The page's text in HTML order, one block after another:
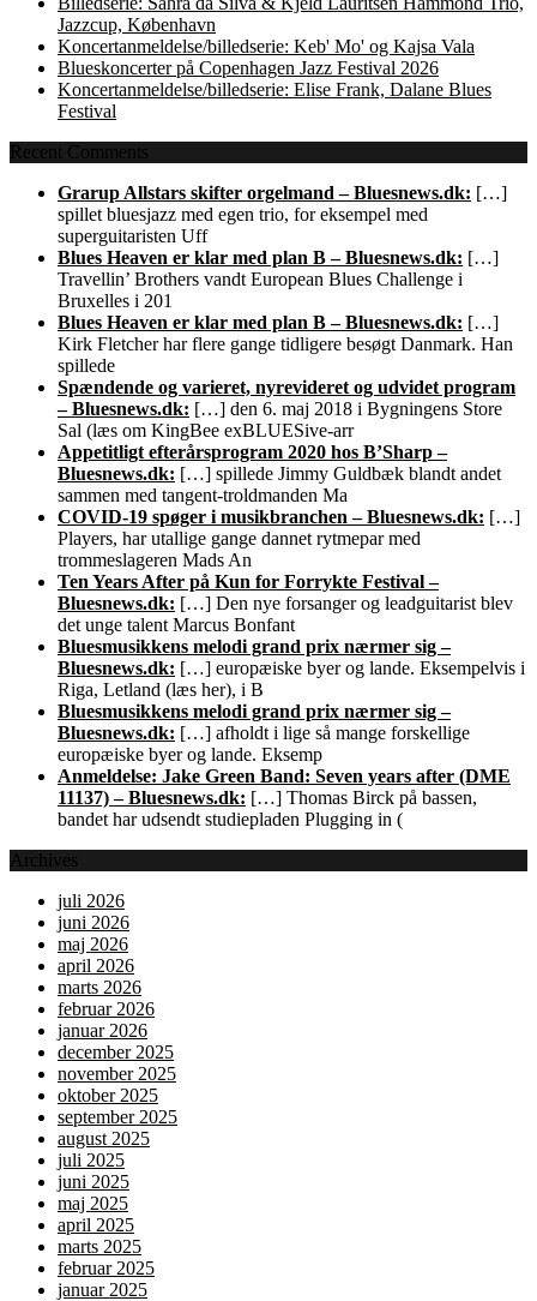
Jazzcup, København
Koncertanmeldelse/billedserie: Keb' Mo' og Kajsa Vala
Blueskoncerter på Copenhagen Jazz Festival 2026
Koncertanmeldelse/billedserie: Elise Frank, Dalane Blues
Festival
Recent Comments
Grarup Allstars skifter orgelmand – Bluesnews.dk: […]
spillet bluesjazz med egen trio, for eksempel med
superguitaristen Uff
Blues Heaven er klar med plan B – Bluesnews.dk: […]
Travellin’ Brothers vandt European Blues Challenge i
Bruxelles i 201
Blues Heaven er klar med plan B – Bluesnews.dk: […]
Kirk Fletcher har flere gange tidligere besøgt Danmark. Han
spillede
Spændende og varieret, nyrevideret og udvidet program
– Bluesnews.dk: […] den 6. maj 2018 i Bygningens Store
Sal (læs om KingBee exBLUESive-arr
Appetitligt efterårsprogram 2020 hos B’Sharp –
Bluesnews.dk: […] spillede Jimmy Guldbæk blandt andet
sammen med tangent-troldmanden Ma
COVID-19 spøger i musikbranchen – Bluesnews.dk: […]
Players, har utallige gange dannet rytmepar med
trommeslageren Mads An
Ten Years After på Kun for Forrykte Festival –
Bluesnews.dk: […] Den nye forsanger og leadguitarist blev
det unge talent Marcus Bonfant
Bluesmusikkens melodi grand prix nærmer sig –
Bluesnews.dk: […] europæiske byer og lande. Eksempelvis i
Riga, Letland (læs her), i B
Bluesmusikkens melodi grand prix nærmer sig –
Bluesnews.dk: […] afholdt i lige så mange forskellige
europæiske byer og lande. Eksemp
Anmeldelse: Jake Green Band: Seven years after (DME
11137) – Bluesnews.dk: […] Thomas Birck på bassen,
bandet har udsendt studiepladen Plugging in (
Archives
juli 2026
juni 2026
maj 2026
april 2026
marts 2026
februar 2026
januar 2026
december 2025
november 2025
oktober 2025
september 2025
august 2025
juli 2025
juni 2025
maj 2025
april 2025
marts 2025
februar 2025
januar 2025